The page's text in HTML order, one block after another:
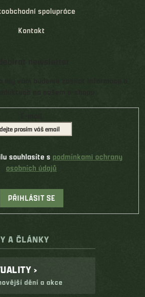
spolupráce
Kontakt
souhlasíte s podmínkami ochrany
osobních údajů
PŘIHLÁSIT SE
A ČLÁNKY
›
dění a akce